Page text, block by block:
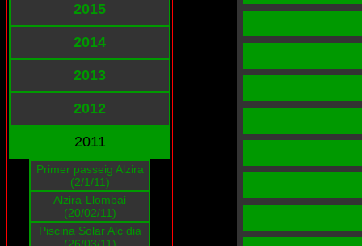
2015
2014
2013
2012
2011
Primer passeig Alzira
(2/1/11)
Alzira-Llombai
(20/02/11)
Piscina Solar Alc dia